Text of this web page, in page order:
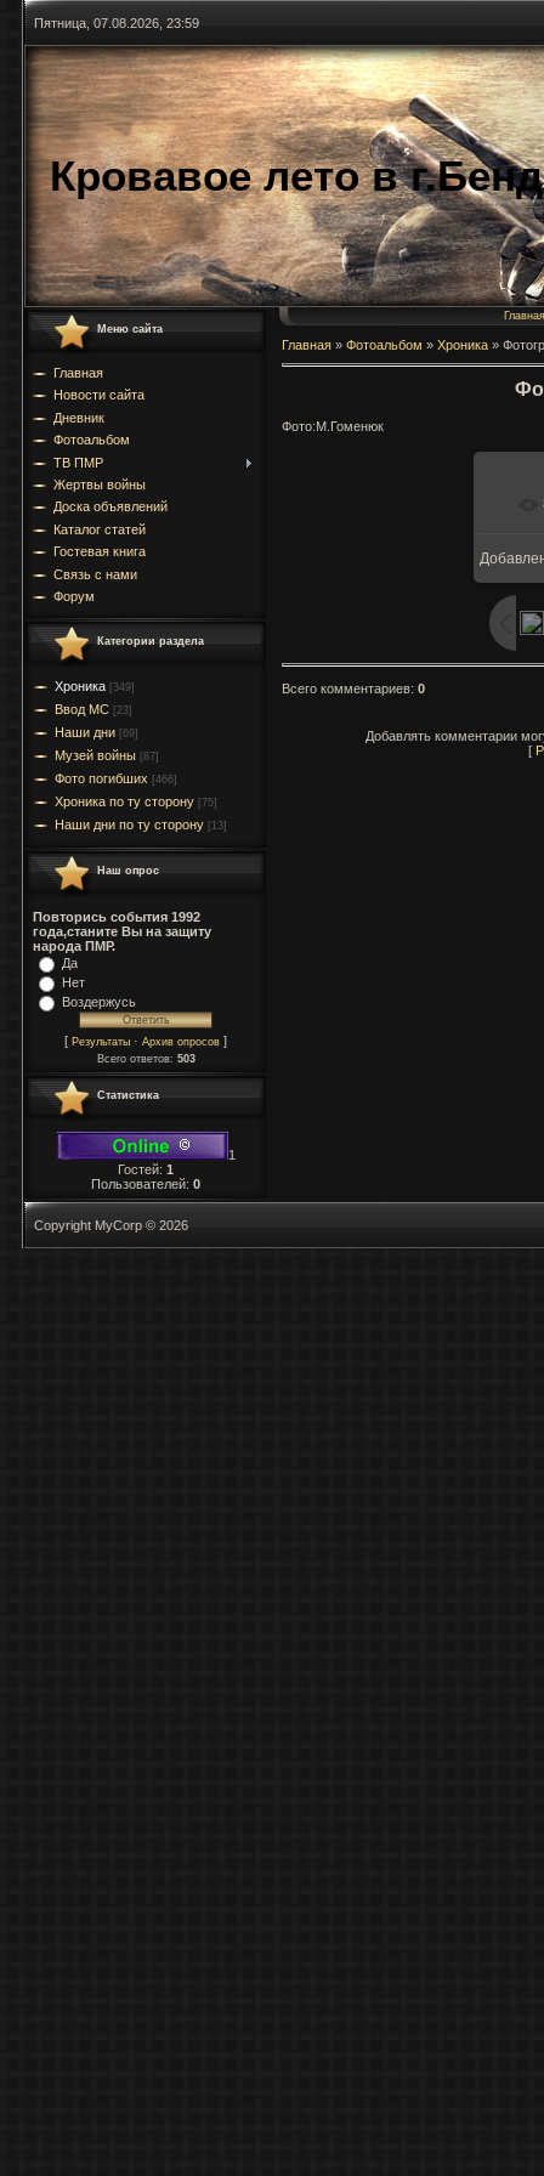
Пятница, 07.08.2026, 23:59
Кровавое лето в
Меню сайта
Главная
Новости сайта
Дневник
Фотоальбом
ТВ ПМР
Жертвы войны
Доска объявлений
Каталог статей
Гостевая книга
Связь с нами
Форум
Категории раздела
Хроника [349]
Ввод МC [23]
Наши дни [69]
Музей войны [87]
Фото погибших [466]
Хроника по ту сторону [75]
Наши дни по ту сторону [13]
Наш опрос
Повторись события 1992
года,станите Вы на защиту
народа ПМР.
Да
Нет
Воздержусь
[ Результаты · Архив опросов ]
Всего ответов: 503
Статистика
1
Гостей: 1
Пользователей: 0
Главная
Главная » Фотоальбом » Хроника »
Фото:М.Гоменюк
Всего комментариев: 0
Добавлять комментарии
[
Copyright MyCorp © 2026